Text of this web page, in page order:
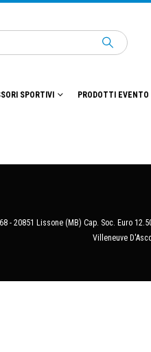
SPORTIVI PRODOTTI EVENTO
- 20851 Lissone (MB) Cap. Soc. Euro
Villeneuve